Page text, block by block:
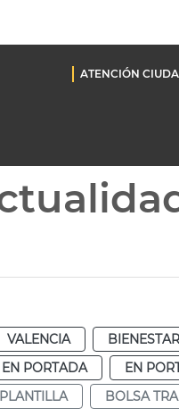
ATENCIÓN
VALENCIA
EN PORTADA EN
PLANTILLA BOLSA